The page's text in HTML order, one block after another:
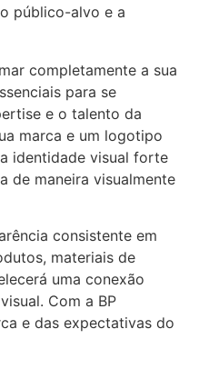
público-alvo e a
completamente a sua
para se
e o talento da
marca e um logotipo
identidade visual forte
de maneira visualmente
consistente em
materiais de
uma conexão
Com a BP
e das expectativas do